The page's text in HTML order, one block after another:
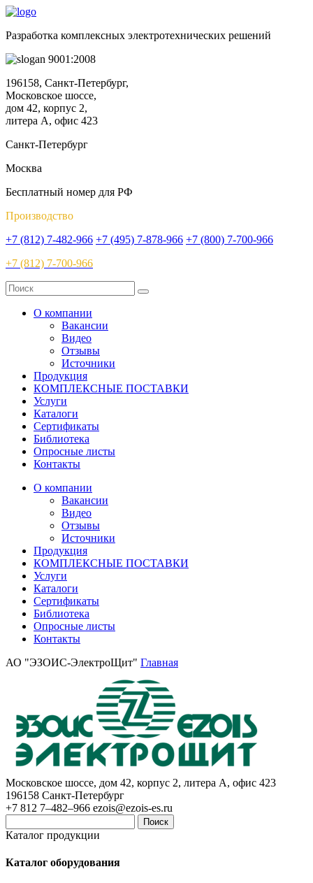
Разработка комплексных электротехнических решений
9001:2008
196158, Санкт-Петербург,
Московское шоссе,
дом 42, корпус 2,
литера А, офис 423
Санкт-Петербург
Москва
Бесплатный номер для РФ
Производство
+7 (812) 7-482-966 +7 (495) 7-878-966 +7 (800) 7-700-966
+7 (812) 7-700-966
О компании
Вакансии
Видео
Отзывы
Источники
Продукция
КОМПЛЕКСНЫЕ ПОСТАВКИ
Услуги
Каталоги
Сертификаты
Библиотека
Опросные листы
Контакты
О компании
Вакансии
Видео
Отзывы
Источники
Продукция
КОМПЛЕКСНЫЕ ПОСТАВКИ
Услуги
Каталоги
Сертификаты
Библиотека
Опросные листы
Контакты
АО "ЭЗОИС-ЭлектроЩит" Главная
Московское шоссе, дом 42, корпус 2, литера А, офис 423
196158 Санкт-Петербург
+7 812 7–482–966 ezois@ezois-es.ru
Поиск
Каталог продукции
Каталог оборудования